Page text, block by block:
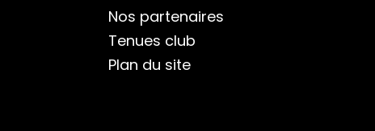
Nos partenaires
Tenues club
Plan du site